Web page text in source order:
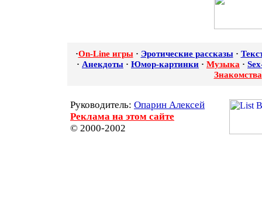
·On-Line игры· Эротические рассказы·
· Анекдоты · Юмор-картинки · Музыка ·
Знакомства
Руководитель: Опарин Алексей
Реклама на этом сайте
© 2000-2002